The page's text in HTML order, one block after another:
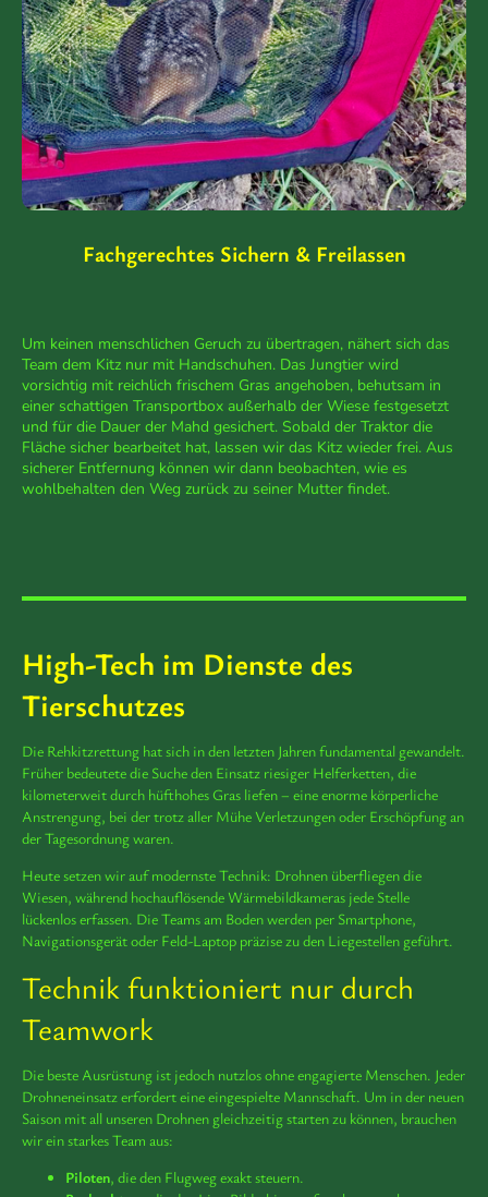
Fachgerechtes Sichern & Freilassen
Um keinen menschlichen Geruch zu übertragen, nähert sich das
Team dem Kitz nur mit Handschuhen. Das Jungtier wird
vorsichtig mit reichlich frischem Gras angehoben, behutsam in
einer schattigen Transportbox außerhalb der Wiese festgesetzt
und für die Dauer der Mahd gesichert. Sobald der Traktor die
Fläche sicher bearbeitet hat, lassen wir das Kitz wieder frei. Aus
sicherer Entfernung können wir dann beobachten, wie es
wohlbehalten den Weg zurück zu seiner Mutter findet.
High-Tech im Dienste des
Tierschutzes
Die Rehkitzrettung hat sich in den letzten Jahren fundamental gewandelt.
Früher bedeutete die Suche den Einsatz riesiger Helferketten, die
kilometerweit durch hüfthohes Gras liefen – eine enorme körperliche
Anstrengung, bei der trotz aller Mühe Verletzungen oder Erschöpfung an
der Tagesordnung waren.
Heute setzen wir auf modernste Technik: Drohnen überfliegen die
Wiesen, während hochauflösende Wärmebildkameras jede Stelle
lückenlos erfassen. Die Teams am Boden werden per Smartphone,
Navigationsgerät oder Feld-Laptop präzise zu den Liegestellen geführt.
Technik funktioniert nur durch
Teamwork
Die beste Ausrüstung ist jedoch nutzlos ohne engagierte Menschen. Jeder
Drohneneinsatz erfordert eine eingespielte Mannschaft. Um in der neuen
Saison mit all unseren Drohnen gleichzeitig starten zu können, brauchen
wir ein starkes Team aus:
Piloten, die den Flugweg exakt steuern.